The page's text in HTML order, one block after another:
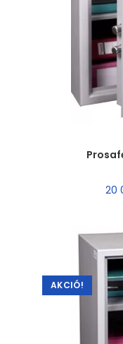
20
AKCIÓ!